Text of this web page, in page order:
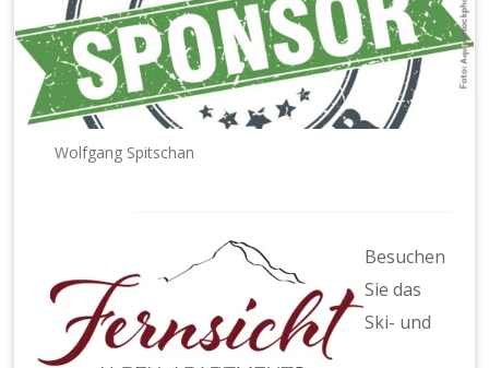
n.
e.
V.
Wolfgang Spitschan
Besuchen
Sie das
Ski- und